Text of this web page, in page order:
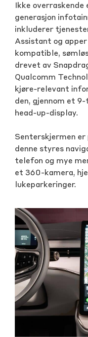
Ikke
generasjon
inkluderer
Assistant og
kompatible,
drevet av
Qualcomm
kjøre-relevant
den, gjennom et
head-up-display.
Senterskjermen er
denne styres
telefon og mye
et 360-kamera,
lukeparkeringer.